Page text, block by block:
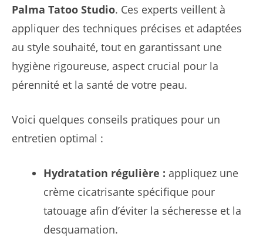
Palma Tatoo Studio. Ces experts veillent à
appliquer des techniques précises et adaptées
au style souhaité, tout en garantissant une
hygiène rigoureuse, aspect crucial pour la
pérennité et la santé de votre peau.
Voici quelques conseils pratiques pour un
entretien optimal :
Hydratation régulière : appliquez une
crème cicatrisante spécifique pour
tatouage afin d’éviter la sécheresse et la
desquamation.